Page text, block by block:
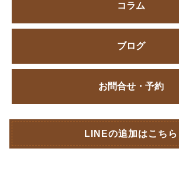
コラム
ブログ
お問合せ・予約
LINEの追加はこちら